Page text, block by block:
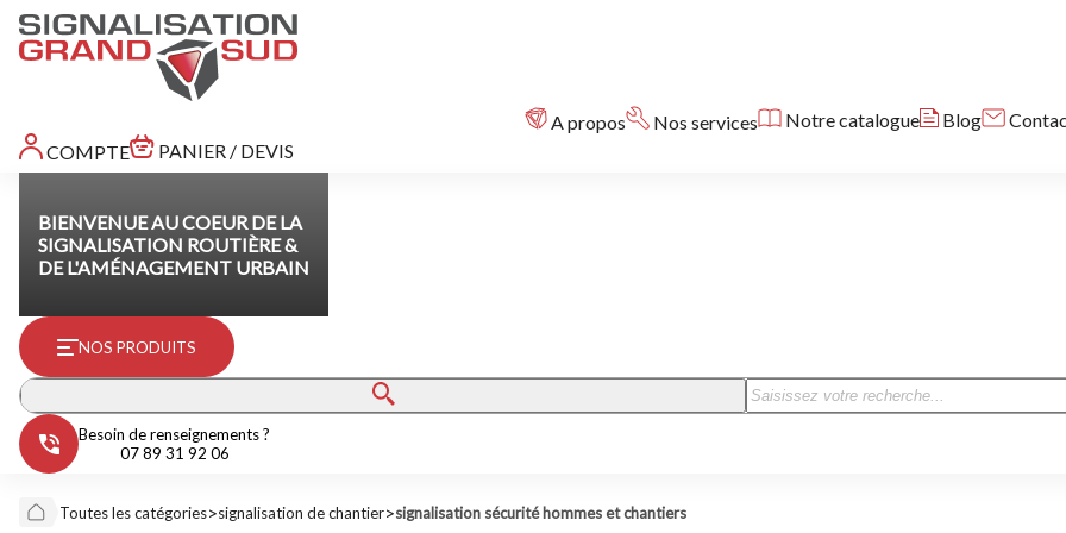
A propos Nos services Notre catalogue Blog
COMPTE
PANIER / DEVIS
BIENVENUE AU COEUR DE LA
SIGNALISATION ROUTIÈRE &
DE L'AMÉNAGEMENT URBAIN
NOS PRODUITS
Besoin de renseignements ?
07 89 31 92 06
Toutes les catégories>signalisation de chantier>signalisation sécurité hommes et chantiers